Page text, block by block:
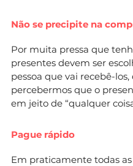
Não se precipite na
Por muita pressa que
presentes devem ser
pessoa que vai recebê-
percebermos que o
em jeito de “qualquer
Pague rápido
Em praticamente todas